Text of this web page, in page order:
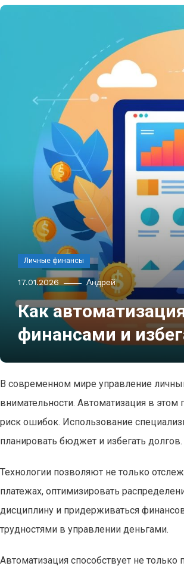
Личные финансы
17.01.2026 Андрей
Как
финансами и
В современном мире управление
внимательности. Автоматизация в
риск ошибок. Использование
планировать бюджет и избегать долгов.
Технологии позволяют не только
платежах, оптимизировать
дисциплину и придерживаться
трудностями в управлении деньгами.
Автоматизация способствует не